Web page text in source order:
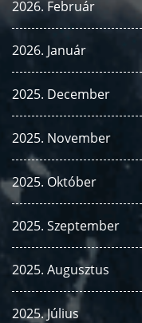
2026. Február
2026. Január
2025. December
2025. November
2025. Október
2025. Szeptember
2025. Augusztus
2025. Július